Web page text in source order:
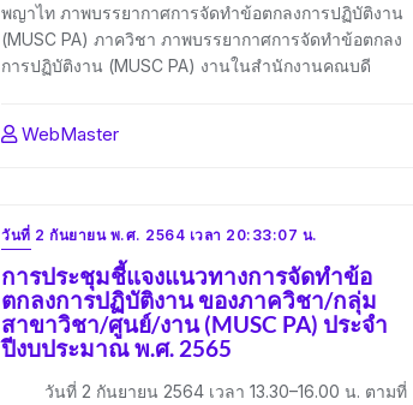
พญาไท ภาพบรรยากาศการจัดทำข้อตกลงการปฏิบัติงาน
(MUSC PA) ภาควิชา ภาพบรรยากาศการจัดทำข้อตกลง
การปฏิบัติงาน (MUSC PA) งานในสำนักงานคณบดี
WebMaster
วันที่ 2 กันยายน พ.ศ. 2564 เวลา 20:33:07 น.
การประชุมชี้แจงแนวทางการจัดทำข้อ
ตกลงการปฏิบัติงาน ของภาควิชา/กลุ่ม
สาขาวิชา/ศูนย์/งาน (MUSC PA) ประจำ
ปีงบประมาณ พ.ศ. 2565
วันที่ 2 กันยายน 2564 เวลา 13.30–16.00 น. ตามที่